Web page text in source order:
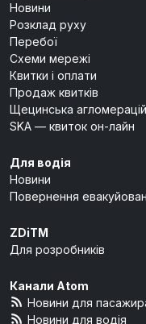
Новини
Розклад руху
Перебої
Схеми мережі
Квитки і оплати
Продаж квитків
Щецинська
SKA — квиток он-лайн
Для водія
Новини
Повернення
ZDiTM
Для розробників
Канали Atom
Новини для
Новини для водія